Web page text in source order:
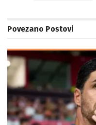
Povezano Postovi